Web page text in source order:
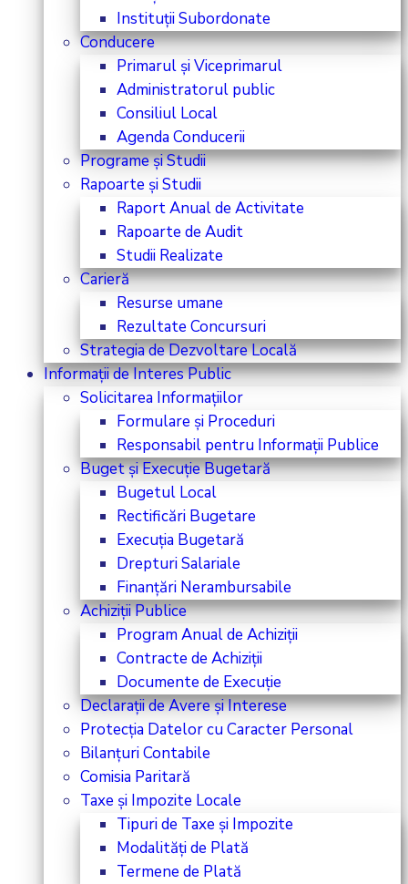
Instituții Subordonate
Conducere
Primarul și Viceprimarul
Administratorul public
Consiliul Local
Agenda Conducerii
Programe și Studii
Rapoarte și Studii
Raport Anual de Activitate
Rapoarte de Audit
Studii Realizate
Carieră
Resurse umane
Rezultate Concursuri
Strategia de Dezvoltare Locală
Informații de Interes Public
Solicitarea Informațiilor
Formulare și Proceduri
Responsabil pentru Informații Publice
Buget și Execuție Bugetară
Bugetul Local
Rectificări Bugetare
Execuția Bugetară
Drepturi Salariale
Finanțări Nerambursabile
Achiziții Publice
Program Anual de Achiziții
Contracte de Achiziții
Documente de Execuție
Declarații de Avere și Interese
Protecția Datelor cu Caracter Personal
Bilanțuri Contabile
Comisia Paritară
Taxe și Impozite Locale
Tipuri de Taxe și Impozite
Modalități de Plată
Termene de Plată